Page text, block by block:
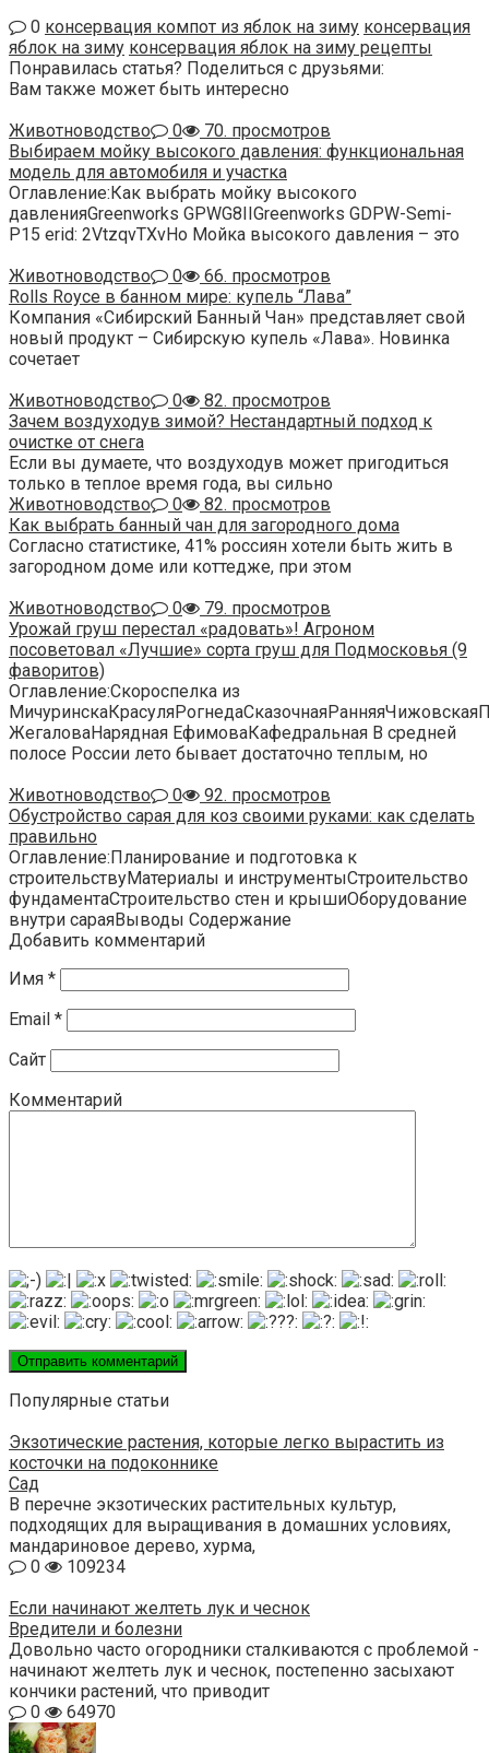
0 консервация компот из яблок на зиму консервация
яблок на зиму консервация яблок на зиму рецепты
Понравилась статья? Поделиться с друзьями:
Вам также может быть интересно
Животноводство
0
70. просмотров
Выбираем мойку высокого давления: функциональная
модель для автомобиля и участка
Оглавление:Как выбрать мойку высокого
давленияGreenworks GPWG8IIGreenworks GDPW-Semi-
P15 erid: 2VtzqvTXvHo Мойка высокого давления – это
Животноводство
0
66. просмотров
Rolls Royce в банном мире: купель “Лава”
Компания «Сибирский Банный Чан» представляет свой
новый продукт – Сибирскую купель «Лава». Новинка
сочетает
Животноводство
0
82. просмотров
Зачем воздуходув зимой? Нестандартный подход к
очистке от снега
Если вы думаете, что воздуходув может пригодиться
только в теплое время года, вы сильно
Животноводство
0
82. просмотров
Как выбрать банный чан для загородного дома
Согласно статистике, 41% россиян хотели быть жить в
загородном доме или коттедже, при этом
Животноводство
0
79. просмотров
Урожай груш перестал «радовать»! Агроном
посоветовал «Лучшие» сорта груш для Подмосковья (9
фаворитов)
Оглавление:Скороспелка из
ЖегаловаНарядная ЕфимоваКафедральная В средней
полосе России лето бывает достаточно теплым, но
Животноводство
0
92. просмотров
Обустройство сарая для коз своими руками: как сделать
правильно
Оглавление:Планирование и подготовка к
строительствуМатериалы и инструментыСтроительство
фундаментаСтроительство стен и крышиОборудование
внутри сараяВыводы Содержание
Добавить комментарий
Имя *
Email *
Сайт
Комментарий
Популярные статьи
Экзотические растения, которые легко вырастить из
косточки на подоконнике
Сад
В перечне экзотических растительных культур,
подходящих для выращивания в домашних условиях,
мандариновое дерево, хурма,
0
109234
Если начинают желтеть лук и чеснок
Вредители и болезни
Довольно часто огородники сталкиваются с проблемой -
начинают желтеть лук и чеснок, постепенно засыхают
кончики растений, что приводит
0
64970